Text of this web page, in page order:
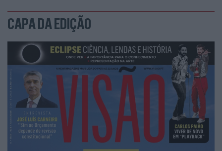
CAPA DA EDIÇÃO